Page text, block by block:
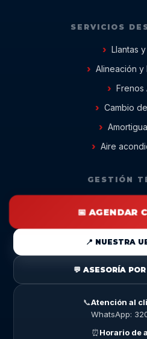
SERVICIOS
Llantas
Alineación y
Frenos
Cambio
Aire
GESTIÓN
📅 AGENDAR
📍 NUESTRA
💬 ASESORÍA
📞Atención al
WhatsApp:
⏰Horario de